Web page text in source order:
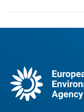
Akcijski
zdravstvene
Sustavi za
(HHWS):